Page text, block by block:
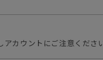
アカウントにご注意くださ